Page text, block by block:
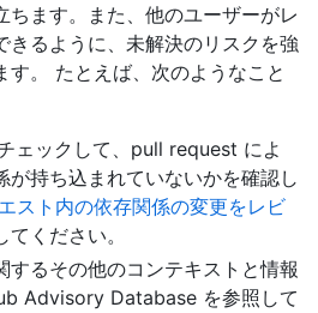
ちます。また、他のユーザーがレ
きるように、未解決のリスクを強
す。 たとえば、次のようなこと
ェックして、pull request によ
が持ち込まれていないかを確認し
スト内の依存関係の変更をレビ
てください。
するその他のコンテキストと情報
Advisory Database を参照して